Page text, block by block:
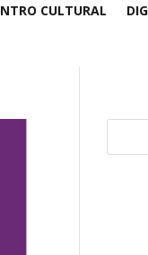
CULTURAL